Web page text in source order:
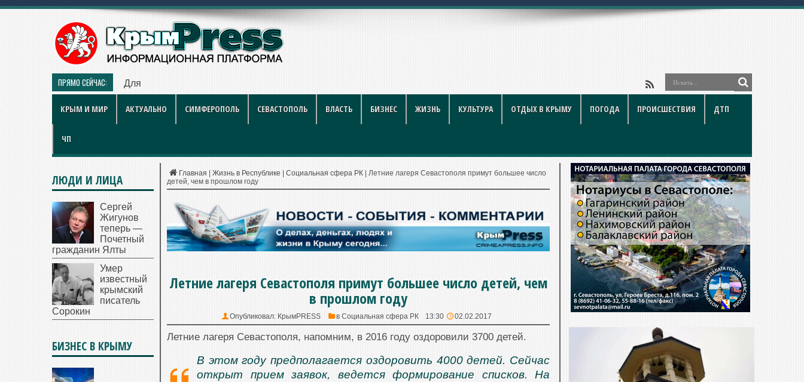
ПРЯМО СЕЙЧАС: Для севастопольского социального такси закупят еще
КРЫМ И МИР АКТУАЛЬНО СИМФЕРОПОЛЬ СЕВАСТОПОЛЬ ВЛАСТЬ БИЗНЕС ЖИЗНЬ КУЛЬТУРА ОТДЫХ В КРЫМУ ПОГОДА ПРОИСШЕСТВИЯ ДТП
ЧП
Главная Жизнь в Республике Социальная сфера РК
Летние лагеря Севастополя примут большее число
детей, чем в прошлом году
Летние лагеря Севастополя примут большее число детей, чем
в прошлом году
Опубликовал: КрымPRESS в Социальная сфера РК 13:30 02.02.2017
Летние лагеря Севастополя, напомним, в 2016 году оздоровили 3700 детей.
В этом году предполагается оздоровить 4000 детей. Сейчас
открыт прием заявок, ведется формирование списков. На
ЛЮДИ И ЛИЦА
Сергей
Жигунов
теперь —
Почетный
гражданин Ялты
Умер
известный
крымский
писатель
Сорокин
БИЗНЕС В КРЫМУ